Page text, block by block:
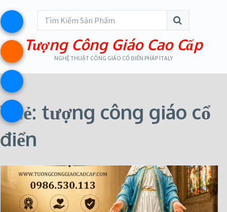
Tượng Công Giáo Cao Cấp
NGHỆ THUẬT CÔNG GIÁO CỔ ĐIỂN PHÁP ITALY
Thẻ: tượng công giáo cổ
điển